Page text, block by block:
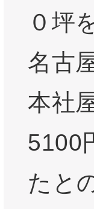
０坪
名古
本社
5100
たと